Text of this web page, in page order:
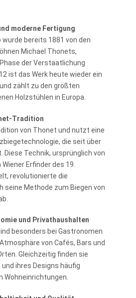
moderne Fertigung
wurde bereits 1881 von den
Michael Thonets,
der Verstaatlichung
ist das Werk heute wieder ein
zählt zu den größten
Holzstühlen in Europa.
Tradition
von Thonet und nutzt eine
die seit über
Diese Technik, ursprünglich von
Erfinder des 19.
revolutionierte die
seine Methode zum Biegen von
und Privathaushalten
besonders bei Gastronomen
von Cafés, Bars und
Gleichzeitig finden sie
ihres Designs häufig
Wohneinrichtungen.